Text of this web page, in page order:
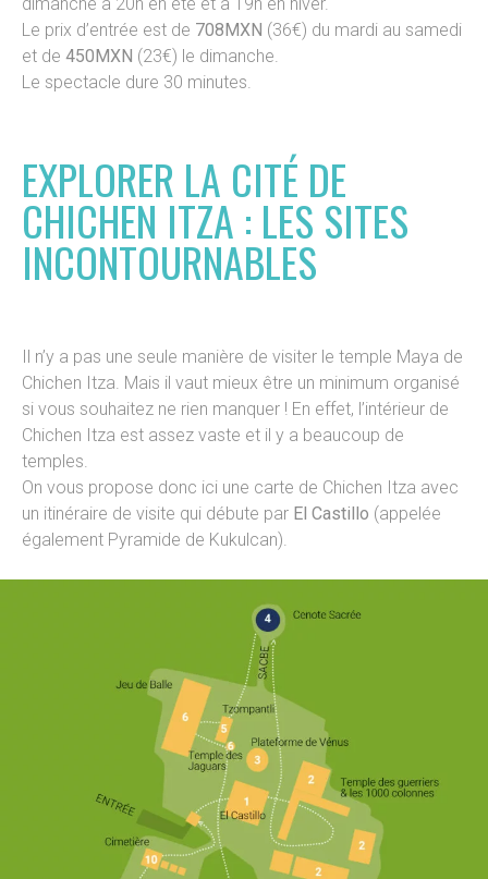
Le prix d’entrée est de 708MXN (36€) du mardi au samedi
et de 450MXN (23€) le dimanche.
Le spectacle dure 30 minutes.
EXPLORER LA CITÉ DE
CHICHEN ITZA : LES SITES
INCONTOURNABLES
Il n’y a pas une seule manière de visiter le temple Maya de
Chichen Itza. Mais il vaut mieux être un minimum organisé
si vous souhaitez ne rien manquer ! En effet, l’intérieur de
Chichen Itza est assez vaste et il y a beaucoup de
temples.
On vous propose donc ici une carte de Chichen Itza avec
un itinéraire de visite qui débute par El Castillo (appelée
également Pyramide de Kukulcan).